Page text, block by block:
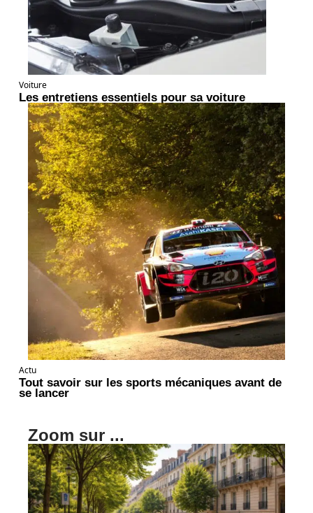
Voiture
Les entretiens essentiels pour sa voiture
Actu
Tout savoir sur les sports mécaniques avant de
se lancer
Zoom sur ...